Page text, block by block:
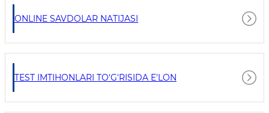
ONLINE SAVDOLAR NATIJASI
TEST IMTIHONLARI TO'G'RISIDA E'LON